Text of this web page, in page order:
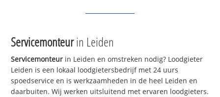
Servicemonteurin Leiden
Servicemonteur in Leiden en omstreken nodig? Loodgieter
Leiden is een lokaal loodgietersbedrijf met 24 uurs
spoedservice en is werkzaamheden in de heel Leiden en
daarbuiten. Wij werken uitsluitend met ervaren loodgieters.